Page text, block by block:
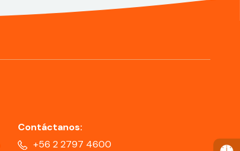
Contáctanos:
+56 2 2797 4600